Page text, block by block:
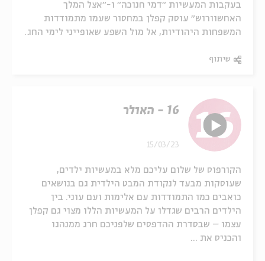
בעקבות המעשיות ״דמי חנוכה״ ו-״אצל המלך
האחשוורוש״ עוסק קפלן במחסור שעמו מתמודדות
המשפחות היהודיות, אל מול השפע שאופייני לימי החג.
שיתוף
16 - האולר
15/03/23
הקורפוס של שלום עליכם מלא במעשיות ילדים,
שעוסקות מבעד לנקודת המבט הילדית גם בנושאים
כואבים כמו התמודדות עם אלימות ועם עוני. בין
הילדים הרבים שגדלו על המעשיות הללו מצוי גם קפלן
עצמו – שבסדרת ההדפסים שלפניכם חרג ממנהגו
והכניס את ...